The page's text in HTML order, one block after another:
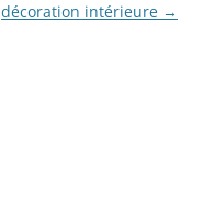
décoration intérieure →